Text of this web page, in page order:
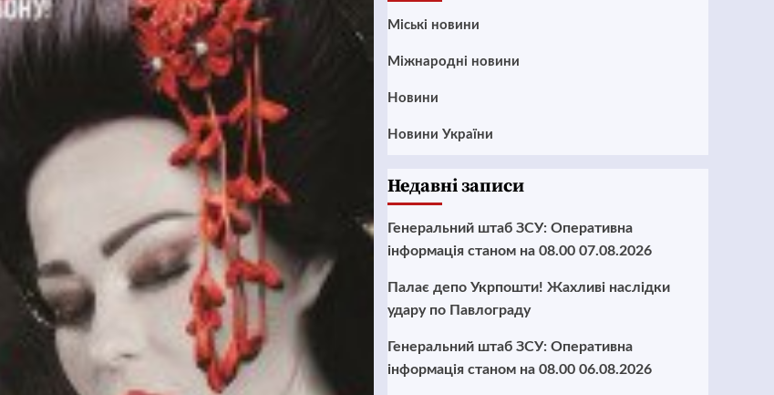
Mіські новини
Міжнародні новини
Новини
Новини України
Недавні записи
Генеральний штаб ЗСУ: Оперативна
інформація станом на 08.00 07.08.2026
Палає депо Укрпошти! Жахливі наслідки
удару по Павлограду
Генеральний штаб ЗСУ: Оперативна
інформація станом на 08.00 06.08.2026